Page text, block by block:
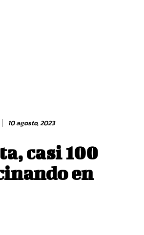
10 agosto, 2023
casi 100
en